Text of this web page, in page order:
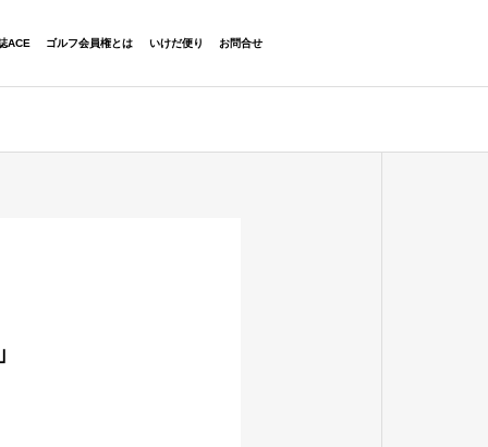
ACE ゴルフ会員権とは いけだ便り お問合せ